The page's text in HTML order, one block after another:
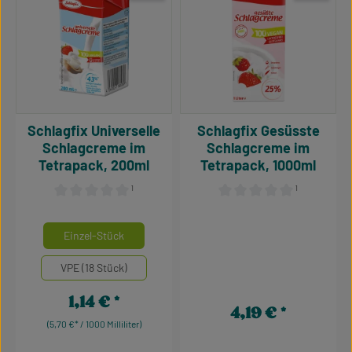
¹
Schlagfix Universelle
Schlagcreme im
Tetrapack, 200ml
Mengeneinheiten auswählen
Einzel-Stück
VPE (18 Stück)
(5,70 €* / 1000 Milliliter)
Regulärer Preis:
1,14 €
¹
Schlagfix Gesüsste
Schlagcreme im
Tetrapack, 1000ml
Regulärer Preis:
4,19 €